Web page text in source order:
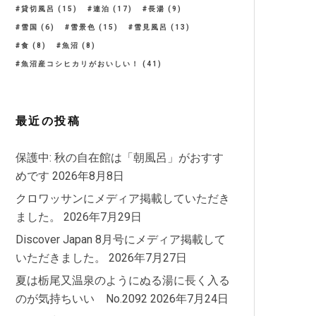
貸切風呂 (15) 連泊 (17) 長湯 (9)
雪国 (6) 雪景色 (15) 雪見風呂 (13)
食 (8) 魚沼 (8)
魚沼産コシヒカリがおいしい！ (41)
最近の投稿
保護中: 秋の自在館は「朝風呂」がおすす
めです 2026年8月8日
クロワッサンにメディア掲載していただき
ました。
2026年7月29日
Discover Japan 8月号にメディア掲載して
いただきました。
2026年7月27日
夏は栃尾又温泉のようにぬる湯に長く入る
のが気持ちいい No.2092 2026年7月24日